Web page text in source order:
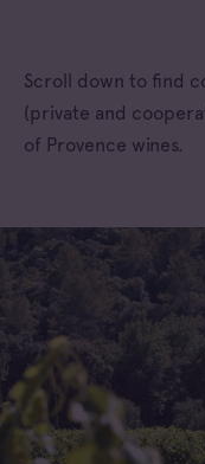
Scroll down to find
(private and
of Provence wines.